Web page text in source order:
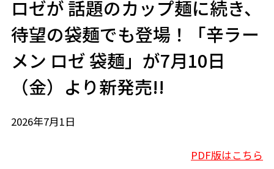
ロゼが 話題のカップ麺に続き、
待望の袋麺でも登場！「辛ラー
メン ロゼ 袋麺」が7月10日
（金）より新発売!!
2026年7月1日
PDF版はこちら